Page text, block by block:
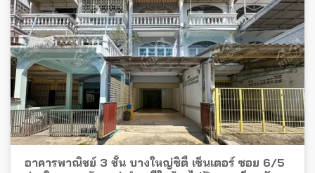
อาคารพาณิชย์ 3 ชั้น บางใหญ่ซิตี้ เซ็นเตอร์ ซอย 6/5